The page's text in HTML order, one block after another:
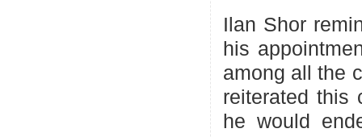
Ilan Shor
his
among all the
reiterated this
he would